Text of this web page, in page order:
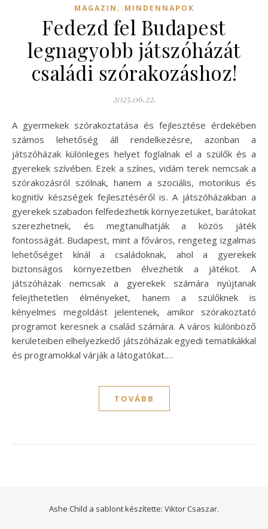
MAGAZIN , MINDENNAPOK
Fedezd fel Budapest
legnagyobb játszóházát
családi szórakozáshoz!
2025.06.22.
A gyermekek szórakoztatása és fejlesztése érdekében
számos lehetőség áll rendelkezésre, azonban a
játszóházak különleges helyet foglalnak el a szülők és a
gyerekek szívében. Ezek a színes, vidám terek nemcsak a
szórakozásról szólnak, hanem a szociális, motorikus és
kognitív készségek fejlesztéséről is. A játszóházakban a
gyerekek szabadon felfedezhetik környezetüket, barátokat
szerezhetnek, és megtanulhatják a közös játék
fontosságát. Budapest, mint a főváros, rengeteg izgalmas
lehetőséget kínál a családoknak, ahol a gyerekek
biztonságos környezetben élvezhetik a játékot. A
játszóházak nemcsak a gyerekek számára nyújtanak
felejthetetlen élményeket, hanem a szülőknek is
kényelmes megoldást jelentenek, amikor szórakoztató
programot keresnek a család számára. A város különböző
kerületeiben elhelyezkedő játszóházak egyedi tematikákkal
és programokkal várják a látogatókat.…
TOVÁBB
Ashe Child a sablont készítette: Viktor Csaszar.